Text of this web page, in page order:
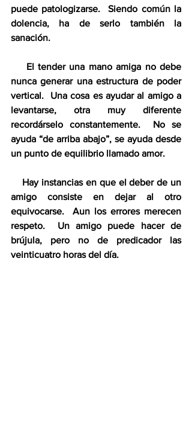
puede patologizarse.  Siendo común la
dolencia, ha de serlo también la
sanación.
El tender una mano amiga no debe
nunca generar una estructura de poder
vertical.  Una cosa es ayudar al amigo a
levantarse, otra muy diferente
recordárselo constantemente.  No se
ayuda “de arriba abajo”, se ayuda desde
un punto de equilibrio llamado amor.
Hay instancias en que el deber de un
amigo consiste en dejar al otro
equivocarse.  Aun los errores merecen
respeto.  Un amigo puede hacer de
brújula, pero no de predicador las
veinticuatro horas del día.